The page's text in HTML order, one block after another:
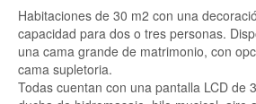
Habitaciones de 30 m2 con una
capacidad para dos o tres personas.
una cama grande de matrimonio, con
cama supletoria.
Todas cuentan con una pantalla LCD de